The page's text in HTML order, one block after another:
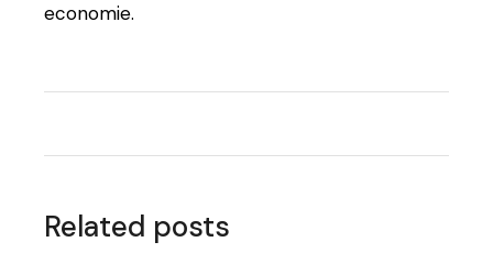
economie.
Related posts